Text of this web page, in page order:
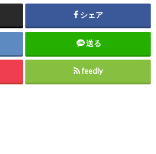
シェア
送る
feedly